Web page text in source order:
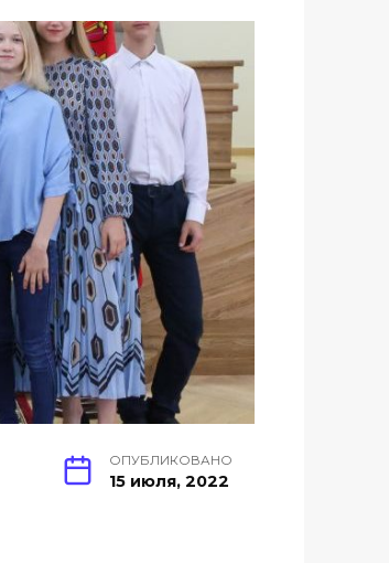
ОПУБЛИКОВАНО
15 июля, 2022